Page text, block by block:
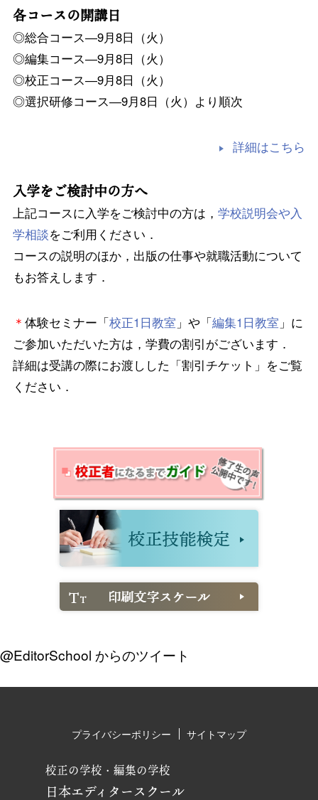
各コースの開講日
◎総合コース―9月8日（火）
◎編集コース―9月8日（火）
◎校正コース―9月8日（火）
◎選択研修コース―9月8日（火）より順次
詳細はこちら
入学をご検討中の方へ
上記コースに入学をご検討中の方は， 学校説明会や入
学相談をご利用ください．
コースの説明のほか，出版の仕事や就職活動について
もお答えします．
＊ 体験セミナー「校正1日教室 」や「編集1日教室 」に
ご参加いただいた方は，学費の割引がございます．
詳細は受講の際にお渡しした「割引チケット」をご覧
ください．
@EditorSchool からのツイート
校正の学校・編集の学校
日本エディタースクール
プライバシーポリシー サイトマップ